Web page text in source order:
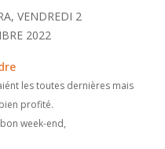
VENDREDI 2
2022
les toutes dernières mais
profité.
week-end,